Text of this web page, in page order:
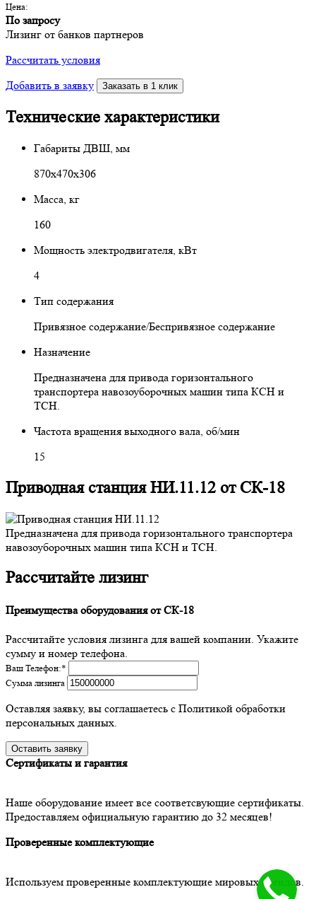
Цена:
По запросу
Лизинг от банков партнеров
Рассчитать условия
Добавить в заявку
Заказать в 1 клик
Технические характеристики
Габариты ДВШ, мм
870х470х306
Масса, кг
160
Мощность электродвигателя, кВт
4
Тип содержания
Привязное содержание/Беспривязное содержание
Назначение
Предназначена для привода горизонтального
транспортера навозоуборочных машин типа КСН и
ТСН.
Частота вращения выходного вала, об/мин
15
Приводная станция НИ.11.12 от СК-18
Предназначена для привода горизонтального транспортера
навозоуборочных машин типа КСН и ТСН.
Рассчитайте лизинг
Преимущества оборудования от СК-18
Рассчитайте условия лизинга для вашей компании. Укажите
сумму и номер телефона.
Ваш Телефон:*
Сумма лизинга
Оставляя заявку, вы соглашаетесь с Политикой обработки
персональных данных.
Сертификаты и гарантия
Наше оборудование имеет все соответсвующие сертификаты.
Предоставляем официальную гарантию до 32 месяцев!
Проверенные комплектующие
Используем проверенные комплектующие мировых брендов.